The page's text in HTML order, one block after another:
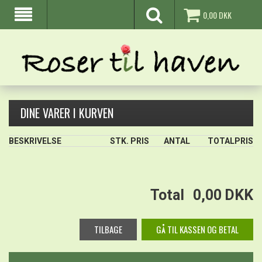
0,00DKK
DINE VARER I KURVEN
BESKRIVELSE STK. PRIS ANTAL TOTALPRIS
Total 0,00 DKK